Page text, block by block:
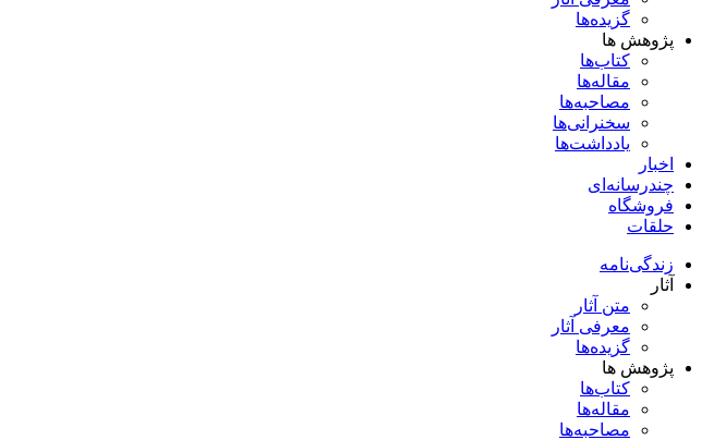
گزیده‌ها
پژوهش ها
کتاب‌ها
مقاله‌ها
مصاحبه‌ها
سخنرانی‌ها
یادداشت‌ها
اخبار
چندرسانه‌ای
فروشگاه
حلقات
زندگی‌نامه
آثار
متن آثار
معرفی آثار
گزیده‌ها
پژوهش ها
کتاب‌ها
مقاله‌ها
مصاحبه‌ها